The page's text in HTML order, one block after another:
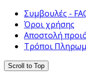
Συμβουλές -
Όροι χρήσης
Αποστολή
Τρόποι
Scroll to Top